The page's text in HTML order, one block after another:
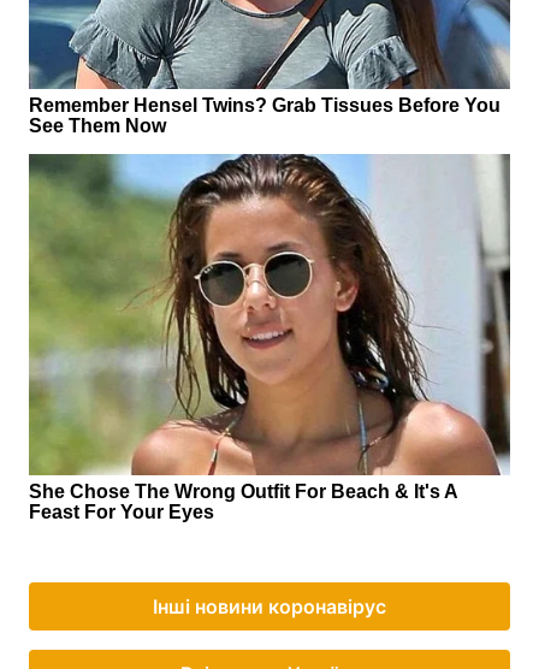
Інші новини коронавірус